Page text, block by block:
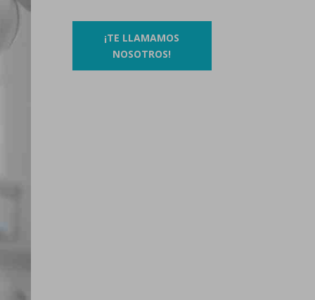
¡TE LLAMAMOS
NOSOTROS!